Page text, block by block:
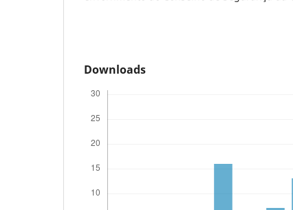
Downloads